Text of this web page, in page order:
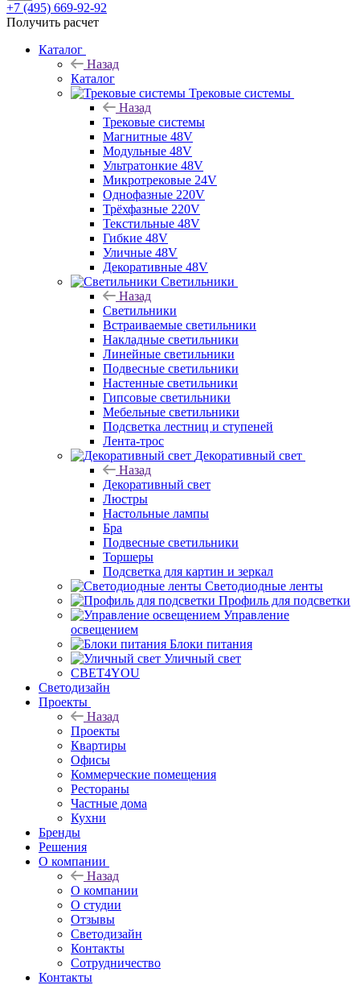
+7 (495) 669-92-92
Получить расчет
Каталог
Назад
Каталог
Трековые системы
Назад
Трековые системы
Магнитные 48V
Модульные 48V
Ультратонкие 48V
Микротрековые 24V
Однофазные 220V
Трёхфазные 220V
Текстильные 48V
Гибкие 48V
Уличные 48V
Декоративные 48V
Светильники
Назад
Светильники
Встраиваемые светильники
Накладные светильники
Линейные светильники
Подвесные светильники
Настенные светильники
Гипсовые светильники
Мебельные светильники
Подсветка лестниц и ступеней
Лента-трос
Декоративный свет
Назад
Декоративный свет
Люстры
Настольные лампы
Бра
Подвесные светильники
Торшеры
Подсветка для картин и зеркал
Светодиодные ленты
Профиль для подсветки
Управление
освещением
Блоки питания
Уличный свет
СВЕТ4YOU
Светодизайн
Проекты
Назад
Проекты
Квартиры
Офисы
Коммерческие помещения
Рестораны
Частные дома
Кухни
Бренды
Решения
О компании
Назад
О компании
О студии
Отзывы
Светодизайн
Контакты
Сотрудничество
Контакты